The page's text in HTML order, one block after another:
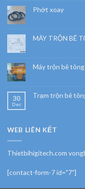
Phớt xoay
MÁY TRỘN BÊ
Máy trộn bê
30
Dec
Trạm trộn bê
WEB LIÊN KẾT
Thietbihigitech.com
[contact-form-7 id="7"]